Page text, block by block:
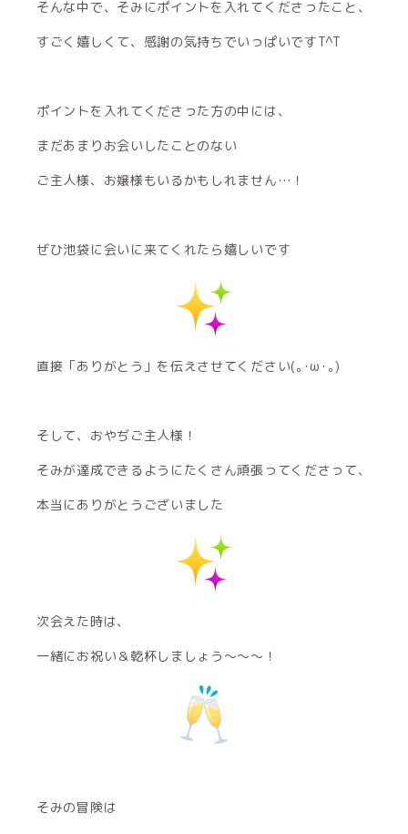
そんな中で、そみにポイントを入れてくださったこと、
すごく嬉しくて、感謝の気持ちでいっぱいですT^T
ポイントを入れてくださった方の中には、
まだあまりお会いしたことのない
ご主人様、お嬢様もいるかもしれません…！
ぜひ池袋に会いに来てくれたら嬉しいです
直接「ありがとう」を伝えさせてください(｡･ω･｡)
そして、おやぢご主人様！
そみが達成できるようにたくさん頑張ってくださって、
本当にありがとうございました
次会えた時は、
一緒にお祝い＆乾杯しましょう～～～！
そみの冒険は